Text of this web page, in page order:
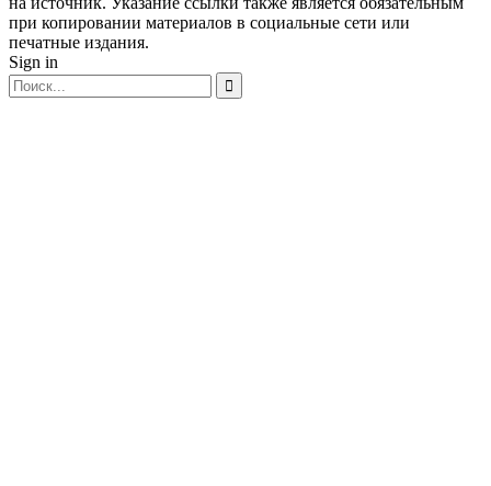
при копировании материалов в социальные сети или
печатные издания.
Sign in